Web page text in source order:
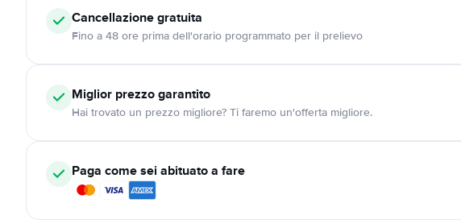
Cancellazionegratuita
Fino a 48 ore prima dell'orario programmato per il prelievo
Miglior prezzo garantito
Hai trovato un prezzo migliore? Ti faremo un'offerta migliore.
Paga come sei abituato a fare